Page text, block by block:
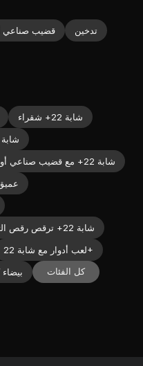
قضيب صناعي
تدخين
شابة 22+ شقراء
شابة 22+ مفضوحة
شابة 22+ مع قضيب صناعي أو هزاز
شابة 22+ ترقص رقص التعري
لعب أدوار مع شابة 22+
بيضاء كل الفئات